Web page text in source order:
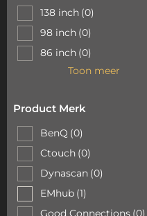
138 inch (0)
98 inch (0)
86 inch (0)
Toon meer
Product Merk
BenQ (0)
Ctouch (0)
Dynascan (0)
EMhub (1)
Good Connections (0)